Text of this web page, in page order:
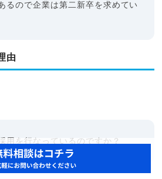
るので企業は第二新卒を求めてい
由
用を行なっているのですか？